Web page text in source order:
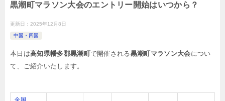
黒潮町マラソン大会のエントリー開始はいつから？
更新日： 2025年12月8日
中国・四国
本日は高知県幡多郡黒潮町で開催される黒潮町マラソン大会につい
て、ご紹介いたします。
全国